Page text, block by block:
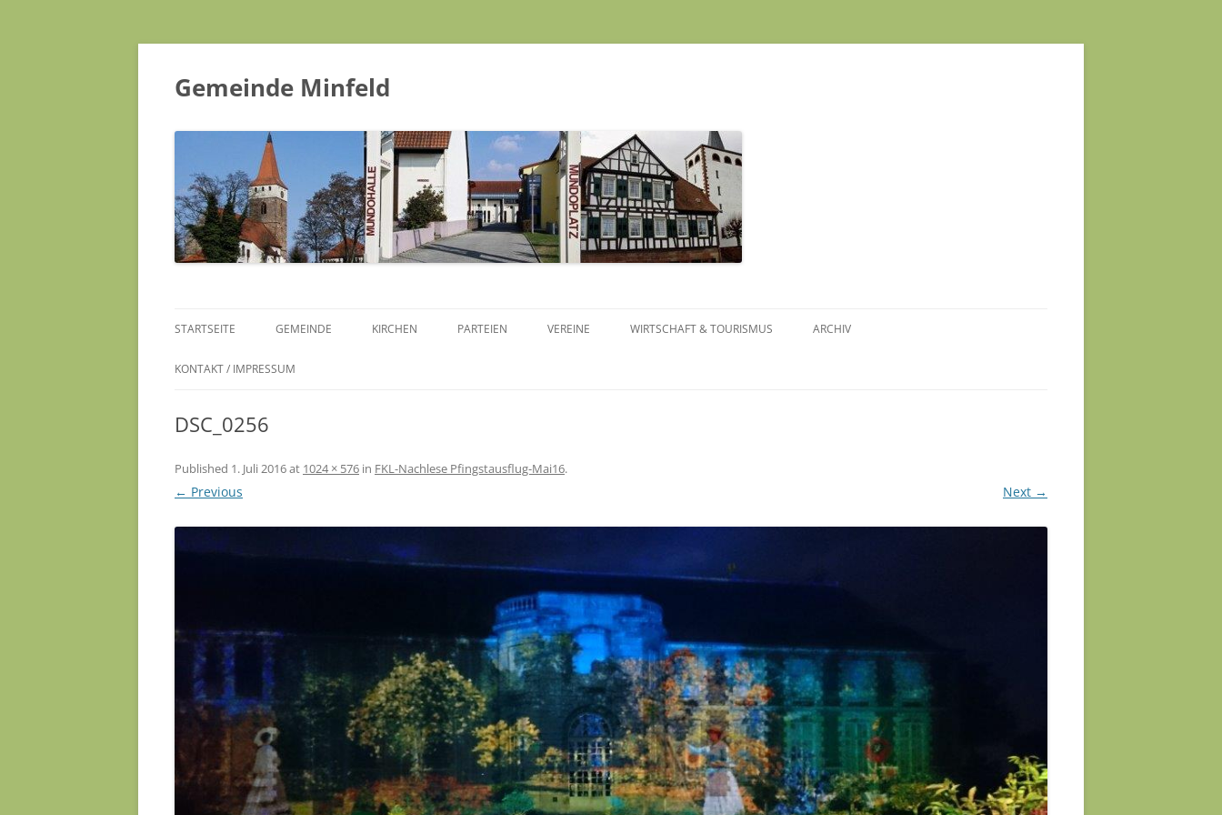
Gemeinde Minfeld
STARTSEITE GEMEINDE KIRCHEN PARTEIEN VEREINE WIRTSCHAFT & TOURISMUS ARCHIV
KONTAKT / IMPRESSUM
DSC_0256
Published 1. Juli 2016at 1024 × 576 in FKL-Nachlese Pfingstausflug-Mai16.
← Previous Next →